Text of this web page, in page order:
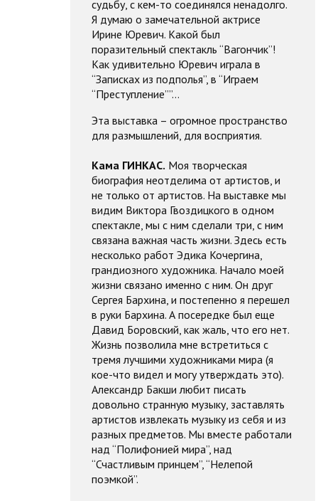
судьбу, с кем-то соединялся ненадолго.
Я думаю о замечательной актрисе
Ирине Юревич. Какой был
поразительный спектакль “Вагончик”!
Как удивительно Юревич играла в
“Записках из подполья”, в “Играем
“Преступление””…
Эта выставка – огромное пространство
для размышлений, для восприятия.
Кама ГИНКАС. Моя творческая
биография неотделима от артистов, и
не только от артистов. На выставке мы
видим Виктора Гвоздицкого в одном
спектакле, мы с ним сделали три, с ним
связана важная часть жизни. Здесь есть
несколько работ Эдика Кочергина,
грандиозного художника. Начало моей
жизни связано именно с ним. Он друг
Сергея Бархина, и постепенно я перешел
в руки Бархина. А посередке был еще
Давид Боровский, как жаль, что его нет.
Жизнь позволила мне встретиться с
тремя лучшими художниками мира (я
кое-что видел и могу утверждать это).
Александр Бакши любит писать
довольно странную музыку, заставлять
артистов извлекать музыку из себя и из
разных предметов. Мы вместе работали
над “Полифонией мира”, над
“Счастливым принцем”, “Нелепой
поэмкой”.